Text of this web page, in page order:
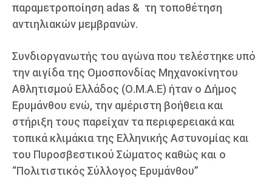
παραμετροποίηση adas & τη τοποθέτηση
αντιηλιακών μεμβρανών.
Συνδιοργανωτής του αγώνα που τελέστηκε υπό
την αιγίδα της Ομοσπονδίας Μηχανοκίνητου
Αθλητισμού Ελλάδος (Ο.Μ.Α.Ε) ήταν ο Δήμος
Ερυμάνθου ενώ, την αμέριστη βοήθεια και
στήριξη τους παρείχαν τα περιφερειακά και
τοπικά κλιμάκια της Ελληνικής Αστυνομίας και
του Πυροσβεστικού Σώματος καθώς και ο
“Πολιτιστικός Σύλλογος Ερυμάνθου”